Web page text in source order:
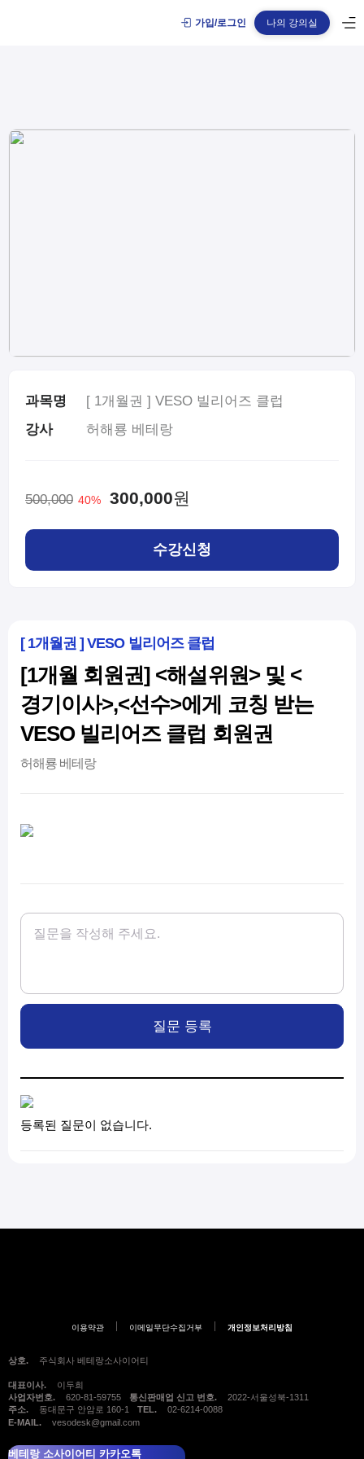
가입/로그인 나의 강의실
과목명
[ 1개월권 ] VESO 빌리어즈 클럽
강사
허해룡 베테랑
500,000 40% 300,000원
수강신청
[ 1개월권 ] VESO 빌리어즈 클럽
[1개월 회원권] <해설위원> 및 <
경기이사>,<선수>에게 코칭 받는
VESO 빌리어즈 클럽 회원권
허해룡 베테랑
질문 등록
등록된 질문이 없습니다.
이용약관 이메일무단수집거부 개인정보처리방침
상호. 주식회사 베테랑소사이어티
대표이사.
이두희
사업자번호.
620-81-59755 통신판매업 신고 번호.
2022-서울성북-1311
주소.
동대문구 안암로 160-1 TEL.
02-6214-0088
E-MAIL.
vesodesk@gmail.com
베테랑 소사이어티 카카오톡